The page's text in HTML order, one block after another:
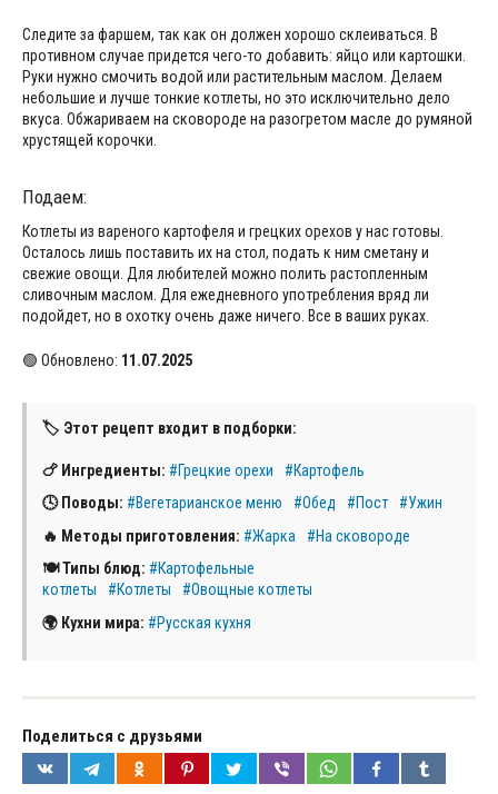
Следите за фаршем, так как он должен хорошо склеиваться. В
противном случае придется чего-то добавить: яйцо или картошки.
Руки нужно смочить водой или растительным маслом. Делаем
небольшие и лучше тонкие котлеты, но это исключительно дело
вкуса. Обжариваем на сковороде на разогретом масле до румяной
хрустящей корочки.
Подаем:
Котлеты из вареного картофеля и грецких орехов у нас готовы.
Осталось лишь поставить их на стол, подать к ним сметану и
свежие овощи. Для любителей можно полить растопленным
сливочным маслом. Для ежедневного употребления вряд ли
подойдет, но в охотку очень даже ничего. Все в ваших руках.
🟢 Обновлено: 11.07.2025
🏷 Этот рецепт входит в подборки:
🍗 Ингредиенты: #Грецкие орехи
#Картофель
🕓 Поводы: #Вегетарианское меню #Обед #Пост
#Ужин
🔥 Методы приготовления: #Жарка
#На сковороде
🍽 Типы блюд: #Картофельные
котлеты
#Котлеты
#Овощные котлеты
🌍 Кухни мира: #Русская кухня
Поделиться с друзьями